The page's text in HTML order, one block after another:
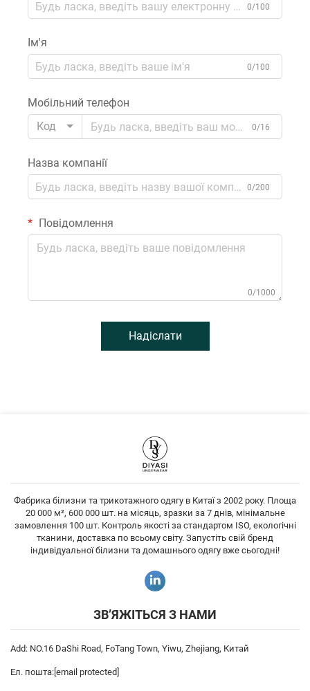
0/100
Ім'я
0/100
Мобільний телефон
Код
0/16
Назва компанії
0/200
Повідомлення
0/1000
Надіслати
Фабрика білизни та трикотажного одягу в Китаї з 2002 року. Площа
20 000 м², 600 000 шт. на місяць, зразки за 7 днів, мінімальне
замовлення 100 шт. Контроль якості за стандартом ISO, екологічні
тканини, доставка по всьому світу. Запустіть свій бренд
індивідуальної білизни та домашнього одягу вже сьогодні!
ЗВ’ЯЖІТЬСЯ З НАМИ
Add: NO.16 DaShi Road, FoTang Town, Yiwu, Zhejiang, Китай
Ел. пошта: [email protected]